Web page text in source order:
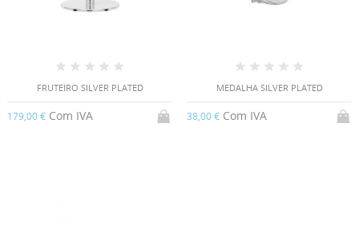
FRUTEIRO SILVER PLATED
179,00 € Com IVA
MEDALHA SILVER PLATED
38,00 € Com IVA